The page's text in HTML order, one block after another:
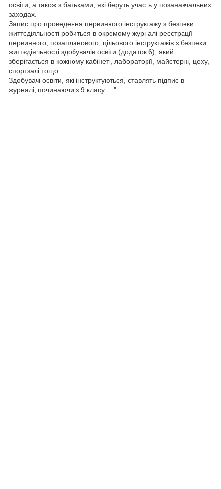
освіти, а також з батьками, які беруть участь у позанавчальних
заходах.
Запис про проведення первинного інструктажу з безпеки
життєдіяльності робиться в окремому журналі реєстрації
первинного, позапланового, цільового інструктажів з безпеки
життєдіяльності здобувачів освіти (додаток 6), який
зберігається в кожному кабінеті, лабораторії, майстерні, цеху,
спортзалі тощо.
Здобувачі освіти, які інструктуються, ставлять підпис в
журналі, починаючи з 9 класу. ..."